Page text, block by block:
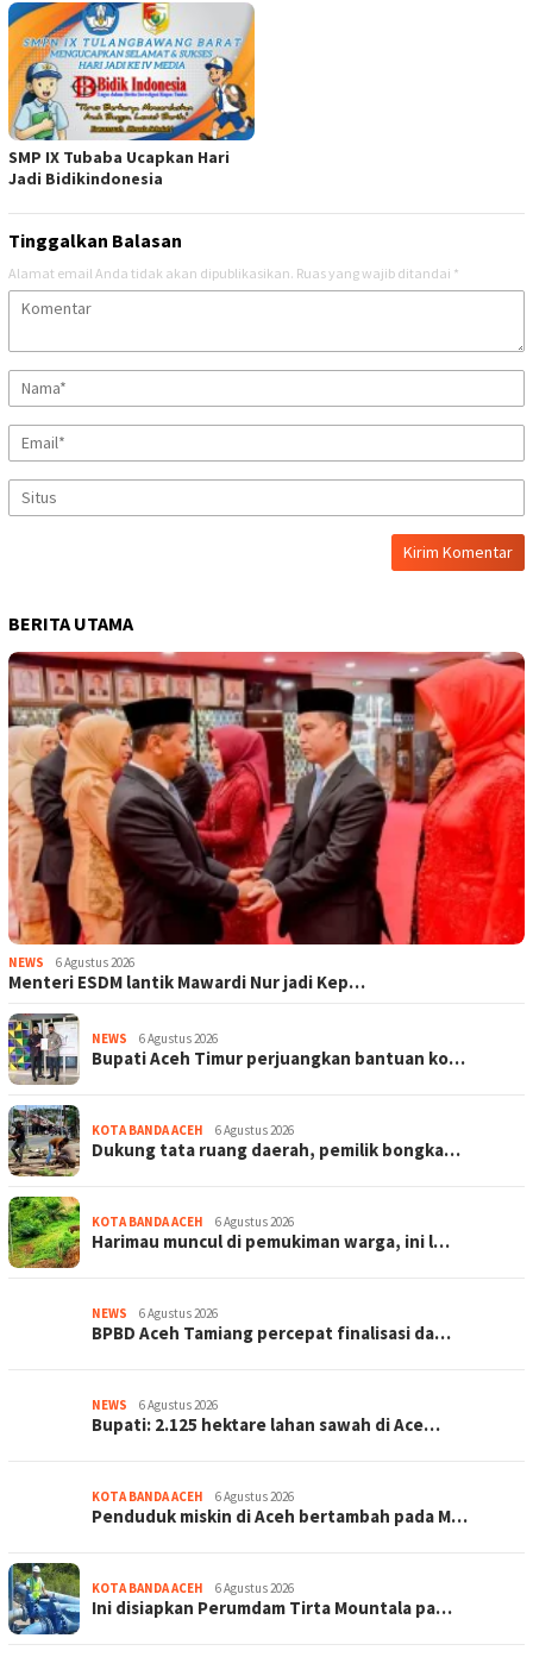
SMP IX Tubaba Ucapkan Hari
Jadi Bidikindonesia
Tinggalkan Balasan
Alamat email Anda tidak akan dipublikasikan. Ruas yang wajib ditandai *
BERITA UTAMA
NEWS 6 Agustus 2026
Menteri ESDM lantik Mawardi Nur jadi Kep…
NEWS 6 Agustus 2026
Bupati Aceh Timur perjuangkan bantuan ko…
KOTA BANDA ACEH 6 Agustus 2026
Dukung tata ruang daerah, pemilik bongka…
KOTA BANDA ACEH 6 Agustus 2026
Harimau muncul di pemukiman warga, ini l…
NEWS 6 Agustus 2026
BPBD Aceh Tamiang percepat finalisasi da…
NEWS 6 Agustus 2026
Bupati: 2.125 hektare lahan sawah di Ace…
KOTA BANDA ACEH 6 Agustus 2026
Penduduk miskin di Aceh bertambah pada M…
KOTA BANDA ACEH 6 Agustus 2026
Ini disiapkan Perumdam Tirta Mountala pa…